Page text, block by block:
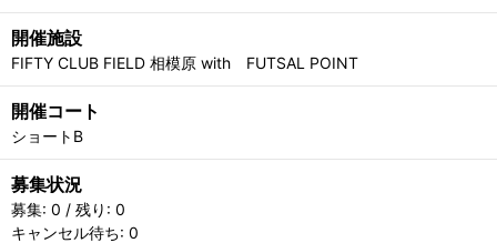
開催施設
FIFTY CLUB FIELD 相模原 with FUTSAL POINT
開催コート
ショートB
募集状況
募集: 0 / 残り: 0
キャンセル待ち: 0